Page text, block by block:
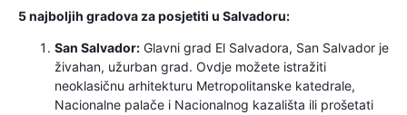
5 najboljih gradova za posjetiti u Salvadoru:
San Salvador: Glavni grad El Salvadora, San Salvador je
živahan, užurban grad. Ovdje možete istražiti
neoklasičnu arhitekturu Metropolitanske katedrale,
Nacionalne palače i Nacionalnog kazališta ili prošetati